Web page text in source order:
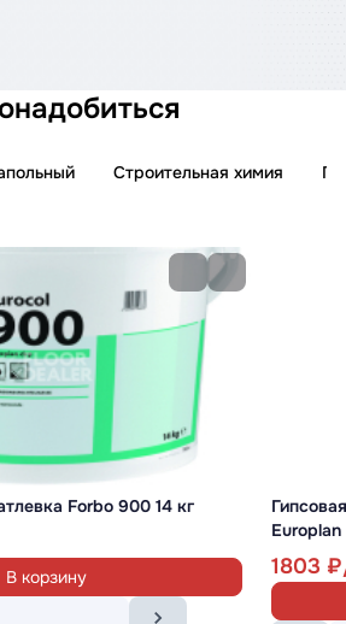
Строительная химия
Forbo 900 14 кг
В корзину 1803